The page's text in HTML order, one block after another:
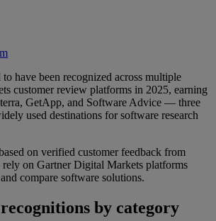
have been recognized across multiple
customer review platforms in 2025, earning
GetApp, and Software Advice — three
used destinations for software research
on verified customer feedback from
on Gartner Digital Markets platforms
compare software solutions.
by category